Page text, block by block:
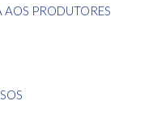
PRODUTORES